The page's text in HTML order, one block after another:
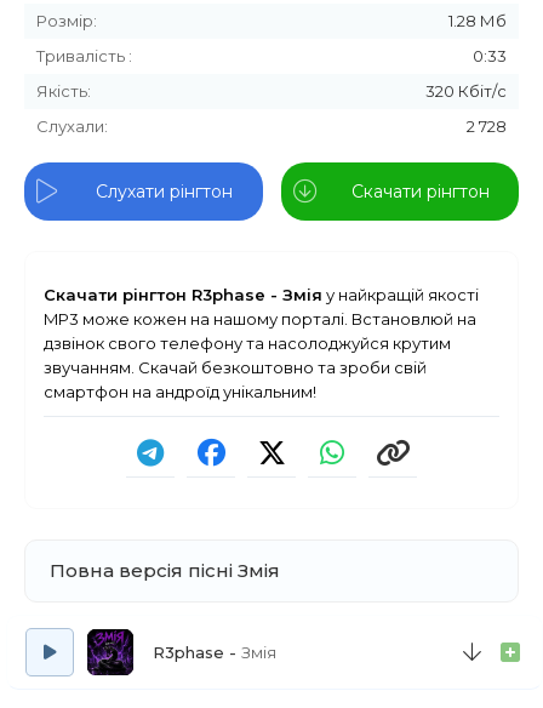
Розмір:
1.28 Мб
Тривалість :
0:33
Якість:
320 Кбіт/с
Слухали:
2 728
Слухати рінгтон Скачати рінгтон
Скачати рінгтон R3phase - Змія у найкращій якості
MP3 може кожен на нашому порталі. Встановлюй на
дзвінок свого телефону та насолоджуйся крутим
звучанням. Скачай безкоштовно та зроби свій
смартфон на андроїд унікальним!
Повна версія пісні Змія
R3phase Змія